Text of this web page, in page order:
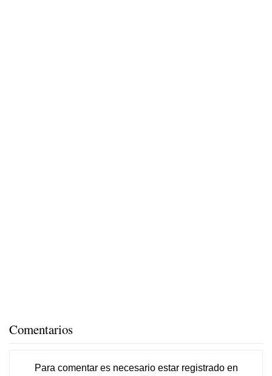
Comentarios
Para comentar es necesario estar registradoen